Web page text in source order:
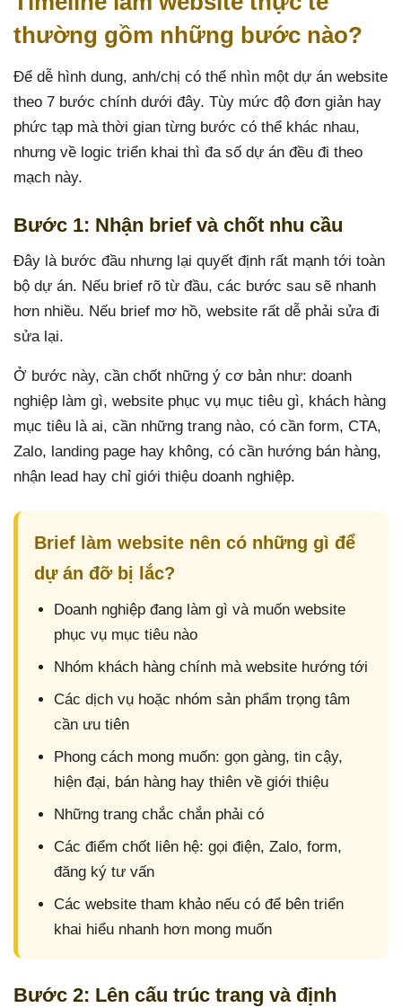
thường gồm những bước nào?
Để dễ hình dung, anh/chị có thể nhìn một dự án website
theo 7 bước chính dưới đây. Tùy mức độ đơn giản hay
phức tạp mà thời gian từng bước có thể khác nhau,
nhưng về logic triển khai thì đa số dự án đều đi theo
mạch này.
Bước 1: Nhận brief và chốt nhu cầu
Đây là bước đầu nhưng lại quyết định rất mạnh tới toàn
bộ dự án. Nếu brief rõ từ đầu, các bước sau sẽ nhanh
hơn nhiều. Nếu brief mơ hồ, website rất dễ phải sửa đi
sửa lại.
Ở bước này, cần chốt những ý cơ bản như: doanh
nghiệp làm gì, website phục vụ mục tiêu gì, khách hàng
mục tiêu là ai, cần những trang nào, có cần form, CTA,
Zalo, landing page hay không, có cần hướng bán hàng,
nhận lead hay chỉ giới thiệu doanh nghiệp.
Brief làm website nên có những gì để
dự án đỡ bị lắc?
Doanh nghiệp đang làm gì và muốn website
phục vụ mục tiêu nào
Nhóm khách hàng chính mà website hướng tới
Các dịch vụ hoặc nhóm sản phẩm trọng tâm
cần ưu tiên
Phong cách mong muốn: gọn gàng, tin cậy,
hiện đại, bán hàng hay thiên về giới thiệu
Những trang chắc chắn phải có
Các điểm chốt liên hệ: gọi điện, Zalo, form,
đăng ký tư vấn
Các website tham khảo nếu có để bên triển
khai hiểu nhanh hơn mong muốn
Bước 2: Lên cấu trúc trang và định